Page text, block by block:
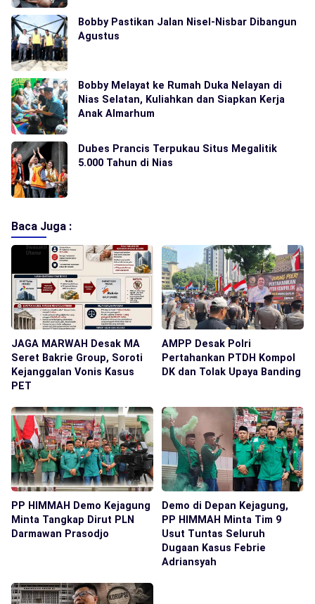
Bobby Pastikan Jalan Nisel-Nisbar Dibangun
Agustus
Bobby Melayat ke Rumah Duka Nelayan di
Nias Selatan, Kuliahkan dan Siapkan Kerja
Anak Almarhum
Dubes Prancis Terpukau Situs Megalitik
5.000 Tahun di Nias
Baca Juga :
JAGA MARWAH Desak MA
Seret Bakrie Group, Soroti
Kejanggalan Vonis Kasus
PET
AMPP Desak Polri
Pertahankan PTDH Kompol
DK dan Tolak Upaya Banding
PP HIMMAH Demo Kejagung
Minta Tangkap Dirut PLN
Darmawan Prasodjo
Demo di Depan Kejagung,
PP HIMMAH Minta Tim 9
Usut Tuntas Seluruh
Dugaan Kasus Febrie
Adriansyah